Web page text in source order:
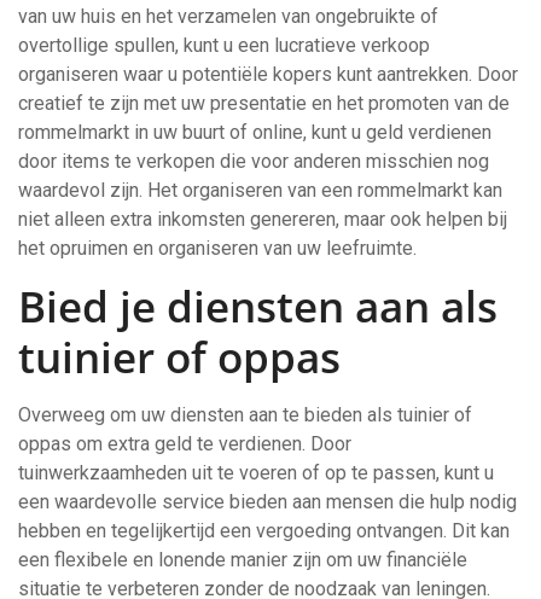
van uw huis en het verzamelen van ongebruikte of
overtollige spullen, kunt u een lucratieve verkoop
organiseren waar u potentiële kopers kunt aantrekken. Door
creatief te zijn met uw presentatie en het promoten van de
rommelmarkt in uw buurt of online, kunt u geld verdienen
door items te verkopen die voor anderen misschien nog
waardevol zijn. Het organiseren van een rommelmarkt kan
niet alleen extra inkomsten genereren, maar ook helpen bij
het opruimen en organiseren van uw leefruimte.
Bied je diensten aan als
tuinier of oppas
Overweeg om uw diensten aan te bieden als tuinier of
oppas om extra geld te verdienen. Door
tuinwerkzaamheden uit te voeren of op te passen, kunt u
een waardevolle service bieden aan mensen die hulp nodig
hebben en tegelijkertijd een vergoeding ontvangen. Dit kan
een flexibele en lonende manier zijn om uw financiële
situatie te verbeteren zonder de noodzaak van leningen.